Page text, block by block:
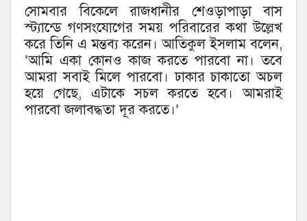
সোমবার বিকেলে রাজধানীর শেওড়াপাড়া বাস
স্ট্যান্ডে গণসংযোগের সময় পরিবারের কথা উল্লেখ
করে তিনি এ মন্তব্য করেন। আতিকুল ইসলাম বলেন,
‘আমি একা কোনও কাজ করতে পারবো না। তবে
আমরা সবাই মিলে পারবো। ঢাকার চাকাতো অচল
হয়ে গেছে, এটাকে সচল করতে হবে। আমরাই
পারবো জলাবদ্ধতা দূর করতে।’